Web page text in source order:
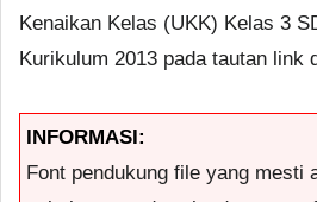
Kenaikan Kelas (UKK) Kelas 3
Kurikulum 2013 pada tautan link
INFORMASI:
Font pendukung file yang mesti